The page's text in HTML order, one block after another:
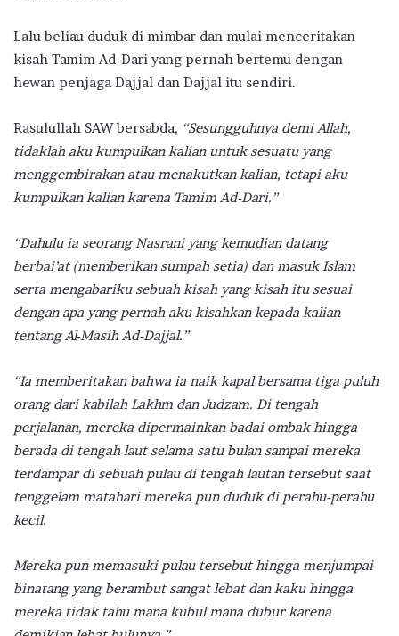
Lalu beliau duduk di mimbar dan mulai menceritakan
kisah Tamim Ad-Dari yang pernah bertemu dengan
hewan penjaga Dajjal dan Dajjal itu sendiri.
Rasulullah SAW bersabda, “Sesungguhnya demi Allah,
tidaklah aku kumpulkan kalian untuk sesuatu yang
menggembirakan atau menakutkan kalian, tetapi aku
kumpulkan kalian karena Tamim Ad-Dari.”
“Dahulu ia seorang Nasrani yang kemudian datang
berbai’at (memberikan sumpah setia) dan masuk Islam
serta mengabariku sebuah kisah yang kisah itu sesuai
dengan apa yang pernah aku kisahkan kepada kalian
tentang Al-Masih Ad-Dajjal.”
“Ia memberitakan bahwa ia naik kapal bersama tiga puluh
orang dari kabilah Lakhm dan Judzam. Di tengah
perjalanan, mereka dipermainkan badai ombak hingga
berada di tengah laut selama satu bulan sampai mereka
terdampar di sebuah pulau di tengah lautan tersebut saat
tenggelam matahari mereka pun duduk di perahu-perahu
kecil.
Mereka pun memasuki pulau tersebut hingga menjumpai
binatang yang berambut sangat lebat dan kaku hingga
mereka tidak tahu mana kubul mana dubur karena